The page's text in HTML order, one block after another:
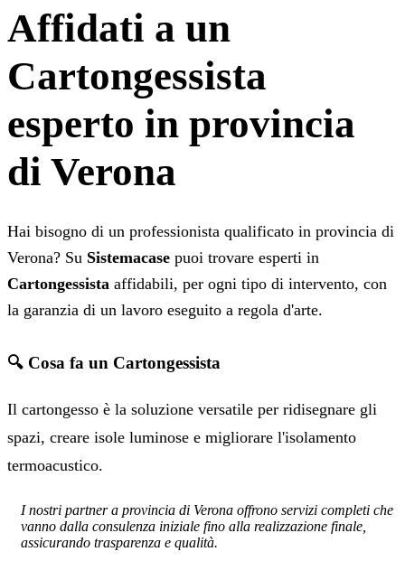
Affidati a un
Cartongessista
esperto in provincia
di Verona
Hai bisogno di un professionista qualificato in provincia di
Verona? Su Sistemacase puoi trovare esperti in
Cartongessista affidabili, per ogni tipo di intervento, con
la garanzia di un lavoro eseguito a regola d'arte.
🔍 Cosa fa un Cartongessista
Il cartongesso è la soluzione versatile per ridisegnare gli
spazi, creare isole luminose e migliorare l'isolamento
termoacustico.
I nostri partner a provincia di Verona offrono servizi completi che
vanno dalla consulenza iniziale fino alla realizzazione finale,
assicurando trasparenza e qualità.